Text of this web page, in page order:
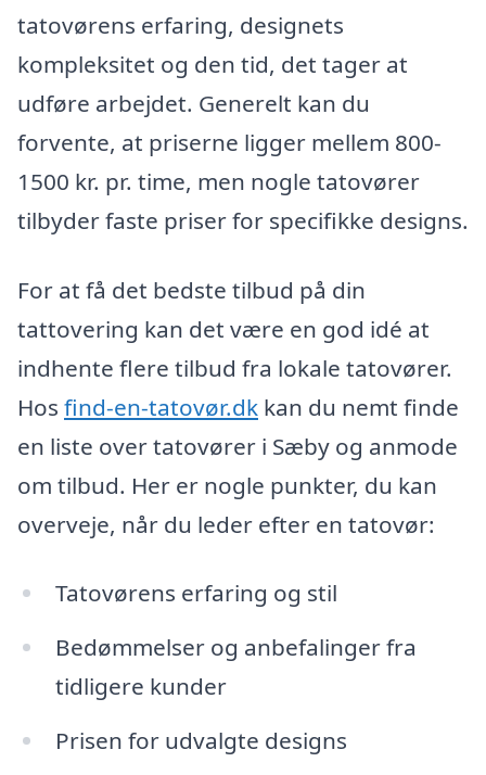
tatovørens erfaring, designets
kompleksitet og den tid, det tager at
udføre arbejdet. Generelt kan du
forvente, at priserne ligger mellem 800-
1500 kr. pr. time, men nogle tatovører
tilbyder faste priser for specifikke designs.
For at få det bedste tilbud på din
tattovering kan det være en god idé at
indhente flere tilbud fra lokale tatovører.
Hos find-en-tatovør.dk kan du nemt finde
en liste over tatovører i Sæby og anmode
om tilbud. Her er nogle punkter, du kan
overveje, når du leder efter en tatovør:
Tatovørens erfaring og stil
Bedømmelser og anbefalinger fra
tidligere kunder
Prisen for udvalgte designs